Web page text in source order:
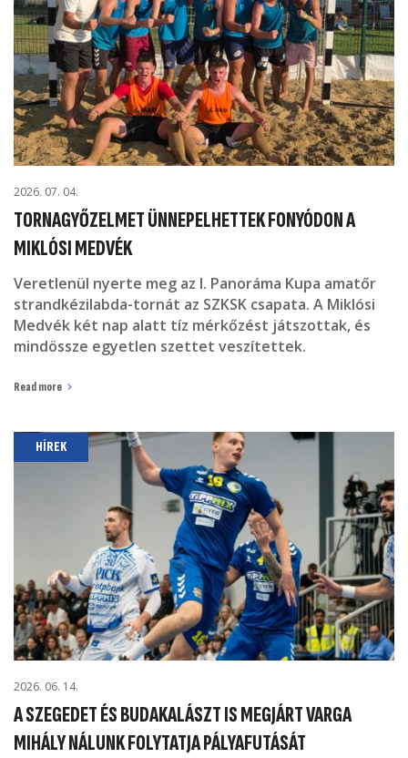
2026. 07. 04.
TORNAGYŐZELMET ÜNNEPELHETTEK FONYÓDON A
MIKLÓSI MEDVÉK
Veretlenül nyerte meg az I. Panoráma Kupa amatőr
strandkézilabda-tornát az SZKSK csapata. A Miklósi
Medvék két nap alatt tíz mérkőzést játszottak, és
mindössze egyetlen szettet veszítettek.
Read more
HÍREK
2026. 06. 14.
A SZEGEDET ÉS BUDAKALÁSZT IS MEGJÁRT VARGA
MIHÁLY NÁLUNK FOLYTATJA PÁLYAFUTÁSÁT